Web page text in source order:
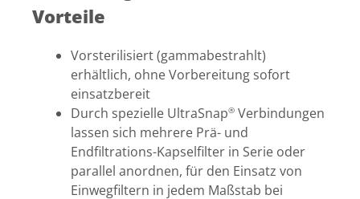
Vorteile
Vorsterilisiert (gammabestrahlt)
erhältlich, ohne Vorbereitung sofort
einsatzbereit
Durch spezielle UltraSnap® Verbindungen
lassen sich mehrere Prä- und
Endfiltrations-Kapselfilter in Serie oder
parallel anordnen, für den Einsatz von
Einwegfiltern in jedem Maßstab bei